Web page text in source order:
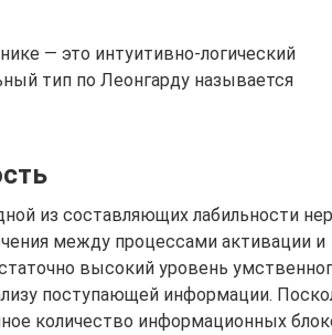
— это интуитивно-логический
тип по Леонгарду называется
из составляющих лабильности
между процессами активации и
высокий уровень
поступающей информации.
количество информационных